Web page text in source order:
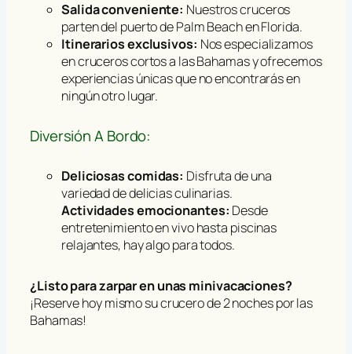
Salida conveniente: Nuestros cruceros
parten del puerto de Palm Beach en Florida.
Itinerarios exclusivos: Nos especializamos
en cruceros cortos a las Bahamas y ofrecemos
experiencias únicas que no encontrarás en
ningún otro lugar.
Diversión A Bordo:
Deliciosas comidas: Disfruta de una
variedad de delicias culinarias.
Actividades emocionantes: Desde
entretenimiento en vivo hasta piscinas
relajantes, hay algo para todos.
¿Listo para zarpar en unas minivacaciones?
¡Reserve hoy mismo su crucero de 2 noches por las
Bahamas!